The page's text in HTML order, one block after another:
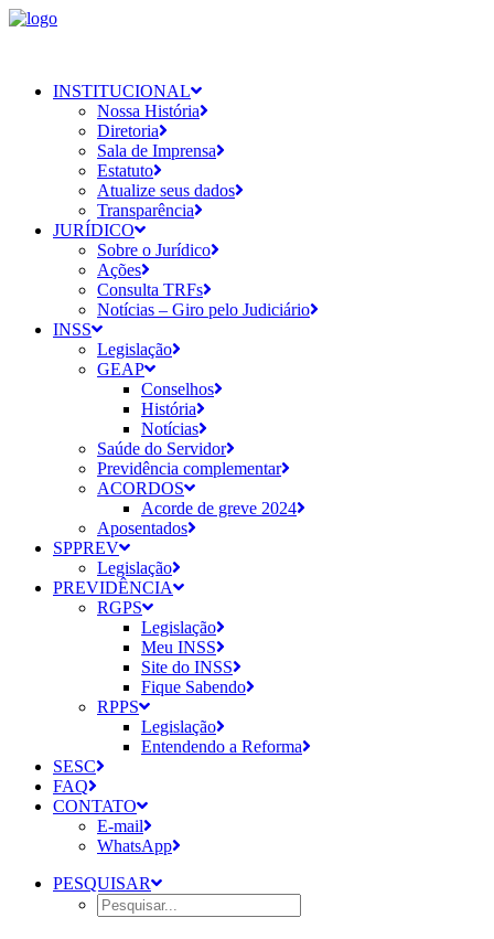
INSTITUCIONAL
Nossa História
Diretoria
Sala de Imprensa
Estatuto
Atualize seus dados
Transparência
JURÍDICO
Sobre o Jurídico
Ações
Consulta TRFs
Notícias – Giro pelo Judiciário
INSS
Legislação
GEAP
Conselhos
História
Notícias
Saúde do Servidor
Previdência complementar
ACORDOS
Acorde de greve 2024
Aposentados
SPPREV
Legislação
PREVIDÊNCIA
RGPS
Legislação
Meu INSS
Site do INSS
Fique Sabendo
RPPS
Legislação
Entendendo a Reforma
SESC
FAQ
CONTATO
E-mail
WhatsApp
PESQUISAR